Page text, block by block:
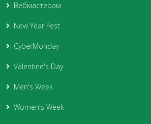
Вебмастерам
New Year Fest
CyberMonday
Valentine's Day
Men's Week
Women's Week